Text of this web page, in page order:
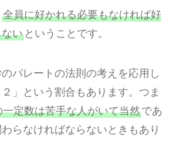
全員に好かれる必要もなければ好
いということです。
パレートの法則の考えを応用し
」という割合もあります。つま
定数は苦手な人がいて当然であ
らなければならないときもあり